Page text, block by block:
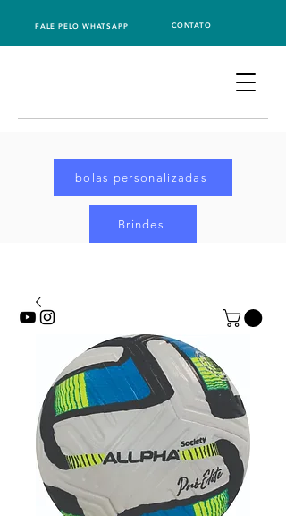
FALE PELO WHATSAPP CONTATO
bolas personalizadas
Brindes